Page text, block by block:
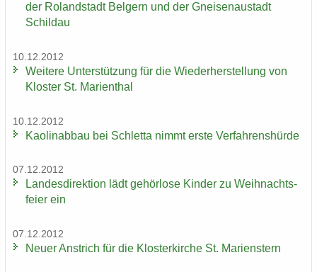
der Ro­land­stadt Bel­gern und der Gnei­sen­au­stadt
Schildau
10.12.2012
Wei­te­re Un­ter­stüt­zung für die Wie­der­her­stel­lung von
Klos­ter St. Ma­ri­en­thal
10.12.2012
Kao­lin­ab­bau bei Schlet­ta nimmt erste Ver­fah­rens­hür­de
07.12.2012
Lan­des­di­rek­ti­on lädt ge­hör­lo­se Kin­der zu Weih­nachts­
fei­er ein
07.12.2012
Neuer An­strich für die Klos­ter­kir­che St. Ma­ri­enstern